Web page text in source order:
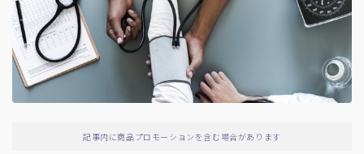
記事内に商品プロモーションを含む場合があります